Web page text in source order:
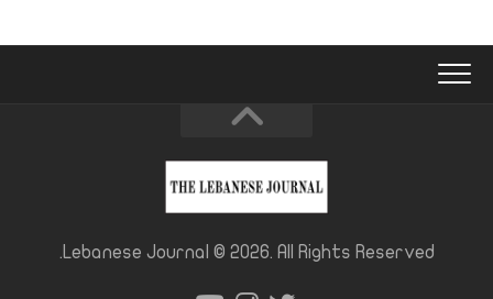
Lebanese Journal © 2026. All Rights Reserved.